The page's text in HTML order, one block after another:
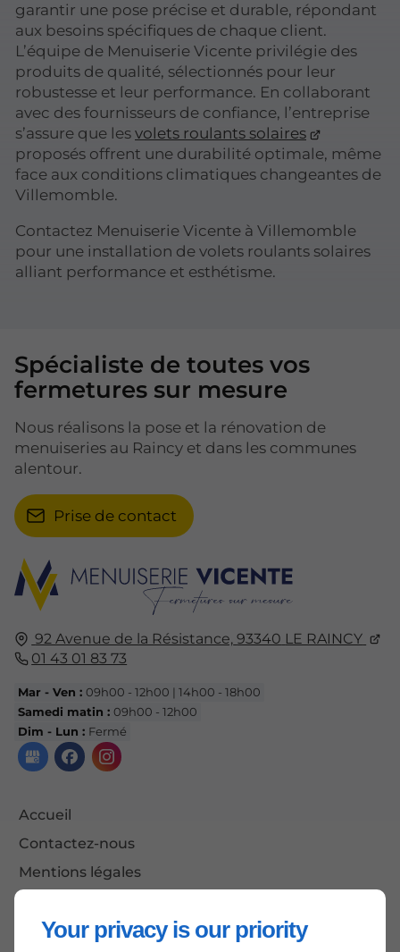
Your privacy is our priority
garantir une pose précise et durable, répondant
aux besoins spécifiques de chaque client.
L’équipe de Menuiserie Vicente privilégie des
produits de qualité, sélectionnés pour leur
robustesse et leur performance. En collaborant
avec des fournisseurs de confiance, l’entreprise
s’assure que les volets roulants solaires
proposés offrent une durabilité optimale, même
face aux conditions climatiques changeantes de
Villemomble.
Contactez Menuiserie Vicente à Villemomble
pour une installation de volets roulants solaires
alliant performance et esthétisme.
92 Avenue de la Résistance, 93340 LE RAINCY
01 43 01 83 73
Mar - Ven :09h00 - 12h00 | 14h00 - 18h00
Samedi matin :09h00 - 12h00
Dim - Lun : Fermé
Accueil
Contactez-nous
Mentions légales
Spécialiste de toutes vos
fermetures sur mesure
Nous réalisons la pose et la rénovation de
menuiseries au Raincy et dans les communes
alentour.
Prise de contact